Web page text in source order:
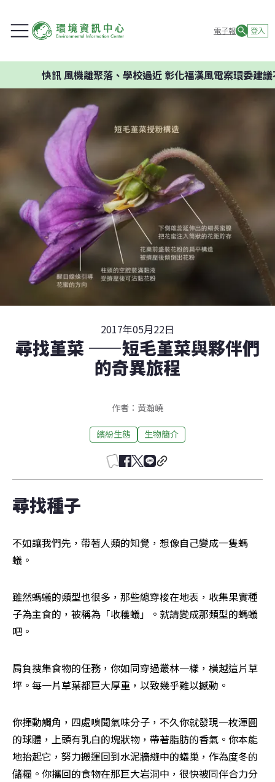
電子報 登入
風機離聚落、學校過近 彰化福漢風電案環委建議不應開發
2017年05月22日
尋找堇菜 ——短毛堇菜與夥伴們
的奇異旅程
作者：黃瀚嶢
繽紛生態 生物簡介
尋找種子
不如讓我們先，帶著人類的知覺，想像自己變成一隻螞
蟻。
雖然螞蟻的類型也很多，那些總穿梭在地表，收集果實種
子為主食的，被稱為「收穫蟻」。就請變成那類型的螞蟻
吧。
肩負搜集食物的任務，你如同穿過叢林一樣，橫越這片草
坪。每一片草葉都巨大厚重，以致幾乎難以撼動。
你揮動觸角，四處嗅聞氣味分子，不久你就發現一枚渾圓
的球體，上頭有乳白的塊狀物，帶著脂肪的香氣。你本能
地抬起它，努力搬運回到水泥牆縫中的蟻巢，作為度冬的
儲糧。你攜回的食物在那巨大岩洞中，很快被同伴合力分